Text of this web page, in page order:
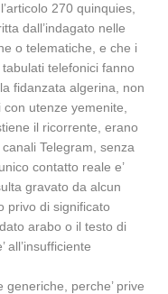
270 quinquies,
dall’indagato nelle
o telematiche, e che i
telefonici fanno
fidanzata algerina, non
utenze yemenite,
il ricorrente, erano
Telegram, senza
contatto reale e’
gravato da alcun
privo di significato
arabo o il testo di
all’insufficiente
perche’ prive